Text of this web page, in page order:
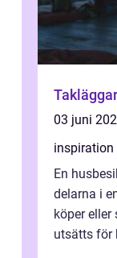
03 juni
inspiration
En
delarna i
köper eller
utsätts för